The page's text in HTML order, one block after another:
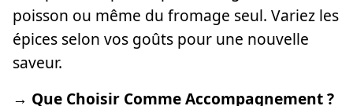
poisson ou même du fromage seul. Variez les
épices selon vos goûts pour une nouvelle
saveur.
→ Que Choisir Comme Accompagnement ?